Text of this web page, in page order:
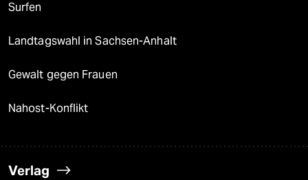
Surfen
Landtagswahl in Sachsen-Anhalt
Gewalt gegen Frauen
Nahost-Konflikt
Verlag